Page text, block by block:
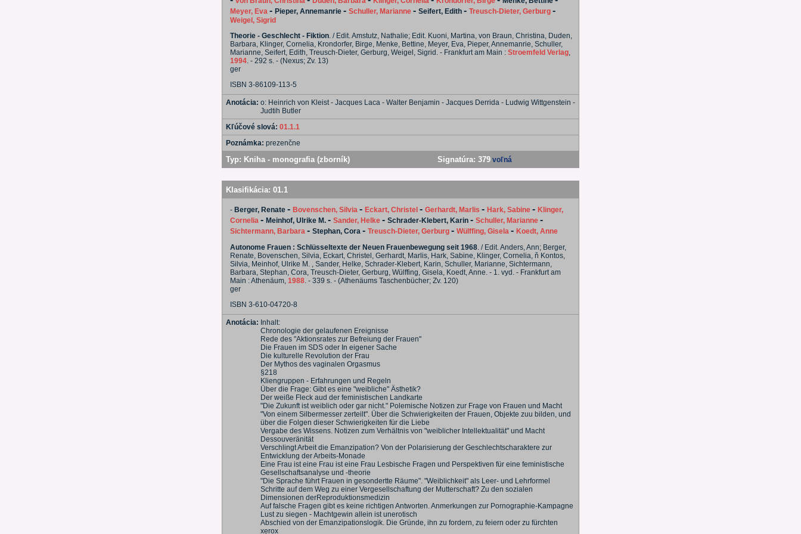
Meyer, Eva - Pieper, Annemanrie - Schuller, Marianne - Seifert, Edith - Treusch-Dieter, Gerburg -
Weigel, Sigrid
Theorie - Geschlecht - Fiktion. / Edit. Amstutz, Nathalie; Edit. Kuoni, Martina, von Braun, Christina, Duden,
Barbara, Klinger, Cornelia, Krondorfer, Birge, Menke, Bettine, Meyer, Eva, Pieper, Annemanrie, Schuller,
Marianne, Seifert, Edith, Treusch-Dieter, Gerburg, Weigel, Sigrid. - Frankfurt am Main : Stroemfeld Verlag,
1994. - 292 s. - (Nexus; Zv. 13)
ger
ISBN 3-86109-113-5
Anotácia: o: Heinrich von Kleist - Jacques Laca - Walter Benjamin - Jacques Derrida - Ludwig Wittgenstein -
Judtih Butler
Kľúčové slová: 01.1.1
Poznámka: prezenčne
Typ: Kniha - monografia (zborník) Signatúra: 379 voľná
Klasifikácia: 01.1
- Berger, Renate - Bovenschen, Silvia - Eckart, Christel - Gerhardt, Marlis - Hark, Sabine - Klinger,
Cornelia - Meinhof, Ulrike M. - Sander, Helke - Schrader-Klebert, Karin - Schuller, Marianne -
Sichtermann, Barbara - Stephan, Cora - Treusch-Dieter, Gerburg - Wülffing, Gisela - Koedt, Anne
Autonome Frauen : Schlüsseltexte der Neuen Frauenbewegung seit 1968. / Edit. Anders, Ann; Berger,
Renate, Bovenschen, Silvia, Eckart, Christel, Gerhardt, Marlis, Hark, Sabine, Klinger, Cornelia, ň Kontos,
Silvia, Meinhof, Ulrike M. , Sander, Helke, Schrader-Klebert, Karin, Schuller, Marianne, Sichtermann,
Barbara, Stephan, Cora, Treusch-Dieter, Gerburg, Wülffing, Gisela, Koedt, Anne. - 1. vyd. - Frankfurt am
Main : Athenäum, 1988. - 339 s. - (Athenäums Taschenbücher; Zv. 120)
ger
ISBN 3-610-04720-8
Anotácia: Inhalt:
Chronologie der gelaufenen Ereignisse
Rede des "Aktionsrates zur Befreiung der Frauen"
Die Frauen im SDS oder In eigener Sache
Die kulturelle Revolution der Frau
Der Mythos des vaginalen Orgasmus
§218
Kliengruppen - Erfahrungen und Regeln
Über die Frage: Gibt es eine "weibliche" Ästhetik?
Der weiße Fleck aud der feministischen Landkarte
"Die Zukunft ist weiblich oder gar nicht." Polemische Notizen zur Frage von Frauen und Macht
"Von einem Silbermesser zerteilt". Über die Schwierigkeiten der Frauen, Objekte zuu bilden, und
über die Folgen dieser Schwierigkeiten für die Liebe
Vergabe des Wissens. Notizen zum Verhältnis von "weiblicher Intellektualität" und Macht
Dessouveränität
Verschlingt Arbeit die Emanzipation? Von der Polarisierung der Geschlechtscharaktere zur
Entwicklung der Arbeits-Monade
Eine Frau ist eine Frau ist eine Frau Lesbische Fragen und Perspektiven für eine feministische
Gesellschaftsanalyse und -theorie
"Die Sprache führt Frauen in gesondertte Räume". "Weiblichkeit" als Leer- und Lehrformel
Schritte auf dem Weg zu einer Vergesellschaftung der Mutterschaft? Zu den sozialen
Dimensionen derReproduktionsmedizin
Auf falsche Fragen gibt es keine richtigen Antworten. Anmerkungen zur Pornographie-Kampagne
Lust zu siegen - Machtgewin allein ist unerotisch
Abschied von der Emanzipationslogik. Die Gründe, ihn zu fordern, zu feiern oder zu fürchten
xerox